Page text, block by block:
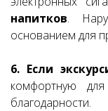
напитков.
основанием для
6. Если
комфортную
благодарности.